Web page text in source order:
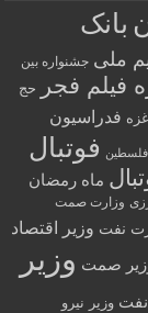
بانک
ملی جشنواره بین
فیلم فجر
حج
غزه فدراسیون
فلسطین فوتبال
ماه رمضان
وزارت صمت
نفت وزیر اقتصاد
صمت وزیر
نفت وزیر نیرو